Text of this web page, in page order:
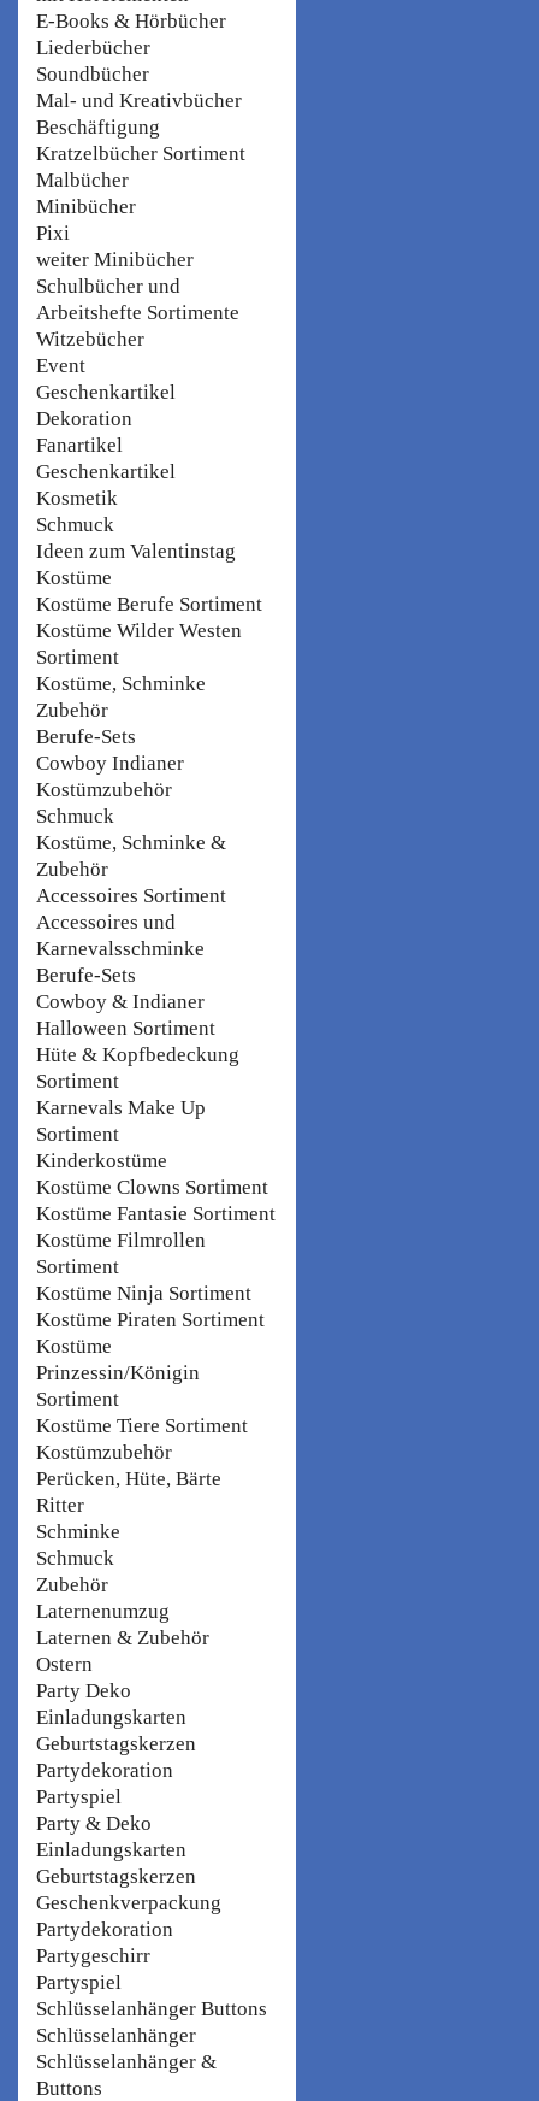
E-Books & Hörbücher
Liederbücher
Soundbücher
Mal- und Kreativbücher
Beschäftigung
Kratzelbücher Sortiment
Malbücher
Minibücher
Pixi
weiter Minibücher
Schulbücher und
Arbeitshefte Sortimente
Witzebücher
Event
Geschenkartikel
Dekoration
Fanartikel
Geschenkartikel
Kosmetik
Schmuck
Ideen zum Valentinstag
Kostüme
Kostüme Berufe Sortiment
Kostüme Wilder Westen
Sortiment
Kostüme, Schminke
Zubehör
Berufe-Sets
Cowboy Indianer
Kostümzubehör
Schmuck
Kostüme, Schminke &
Zubehör
Accessoires Sortiment
Accessoires und
Karnevalsschminke
Berufe-Sets
Cowboy & Indianer
Halloween Sortiment
Hüte & Kopfbedeckung
Sortiment
Karnevals Make Up
Sortiment
Kinderkostüme
Kostüme Clowns Sortiment
Kostüme Fantasie Sortiment
Kostüme Filmrollen
Sortiment
Kostüme Ninja Sortiment
Kostüme Piraten Sortiment
Kostüme
Prinzessin/Königin
Sortiment
Kostüme Tiere Sortiment
Kostümzubehör
Perücken, Hüte, Bärte
Ritter
Schminke
Schmuck
Zubehör
Laternenumzug
Laternen & Zubehör
Ostern
Party Deko
Einladungskarten
Geburtstagskerzen
Partydekoration
Partyspiel
Party & Deko
Einladungskarten
Geburtstagskerzen
Geschenkverpackung
Partydekoration
Partygeschirr
Partyspiel
Schlüsselanhänger Buttons
Schlüsselanhänger
Schlüsselanhänger &
Buttons